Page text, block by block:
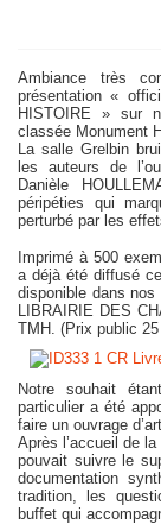
Ambiance très
présentation «
HISTOIRE » sur
classée Monument
La salle Grelbin
les auteurs de
Danièle
péripéties qui
perturbé par les
Imprimé à 500
a déjà été diffusé
disponible dans
LIBRAIRIE DES
TMH. (Prix public 25
Notre souhait
particulier a été
faire un ouvrage
Après l’accueil de
pouvait suivre le
documentation
tradition, les
buffet qui